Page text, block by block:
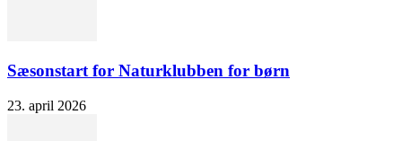
Sæsonstart for Naturklubben for børn
23. april 2026